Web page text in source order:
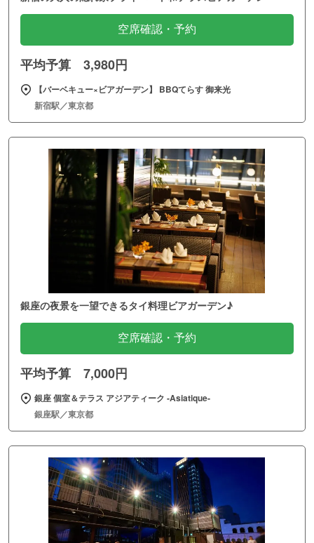
空席確認・予約
平均予算 3,980円
【バーベキュー×ビアガーデン】 BBQてらす 御来光
新宿駅／東京都
銀座の夜景を一望できるタイ料理ビアガーデン♪
空席確認・予約
平均予算 7,000円
銀座 個室＆テラス アジアティーク ‐Asiatique‐
銀座駅／東京都